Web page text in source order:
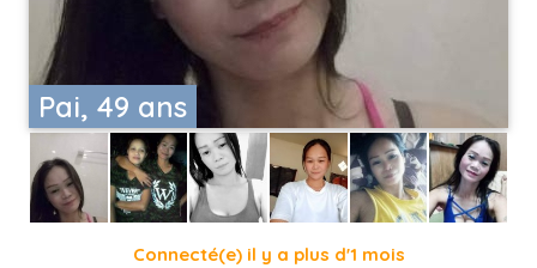
Pai, 49 ans
Connecté(e) il y a plus d'1 mois